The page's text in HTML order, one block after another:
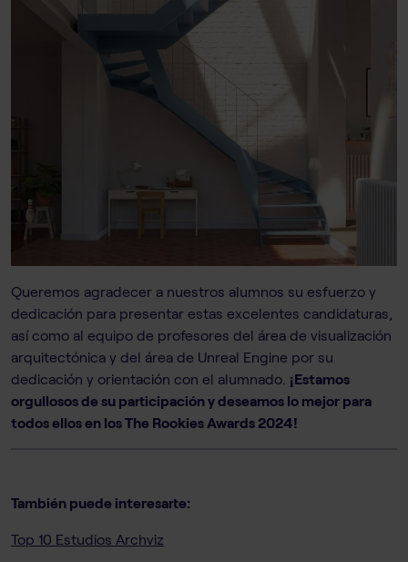
Queremos agradecer a nuestros alumnos su esfuerzo y
dedicación para presentar estas excelentes candidaturas,
así como al equipo de profesores del área de visualización
arquitectónica y del área de Unreal Engine por su
dedicación y orientación con el alumnado. ¡Estamos
orgullosos de su participación y deseamos lo mejor para
todos ellos en los The Rookies Awards 2024!
También puede interesarte:
Top 10 Estudios Archviz